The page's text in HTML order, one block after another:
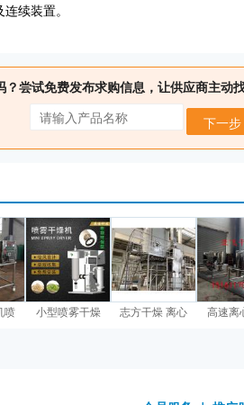
续装置。
尝试免费发布求购信息，让供应商主动
下一步
喷 小型喷雾干燥 志方干燥 离心 高速离